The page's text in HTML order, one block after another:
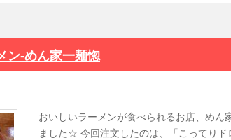
ン-めん家一麺惚
おいしいラーメンが食べられるお店、めん
ました☆ 今回注文したのは、「こってりド